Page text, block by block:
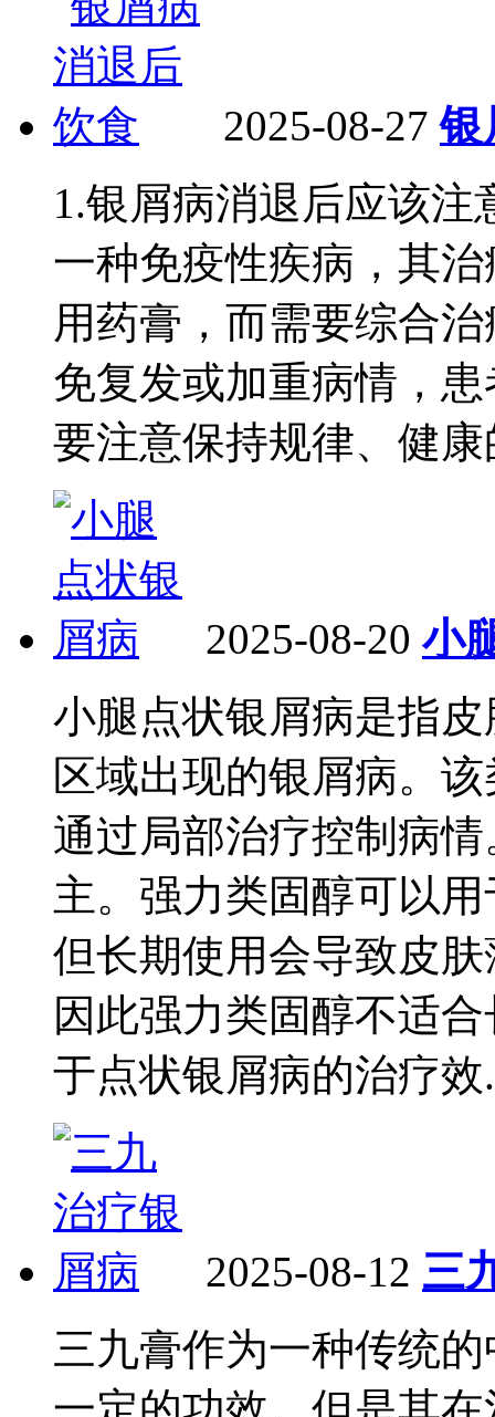
2025-08-27 银
1.银屑病消退后应该
一种免疫性疾病，其
用药膏，而需要综合
免复发或加重病情，
要注意保持规律、健
2025-08-20 小
小腿点状银屑病是指
区域出现的银屑病。
通过局部治疗控制病
主。强力类固醇可以
但长期使用会导致皮
因此强力类固醇不适
于点状银屑病的治疗效
2025-08-12 三
三九膏作为一种传统